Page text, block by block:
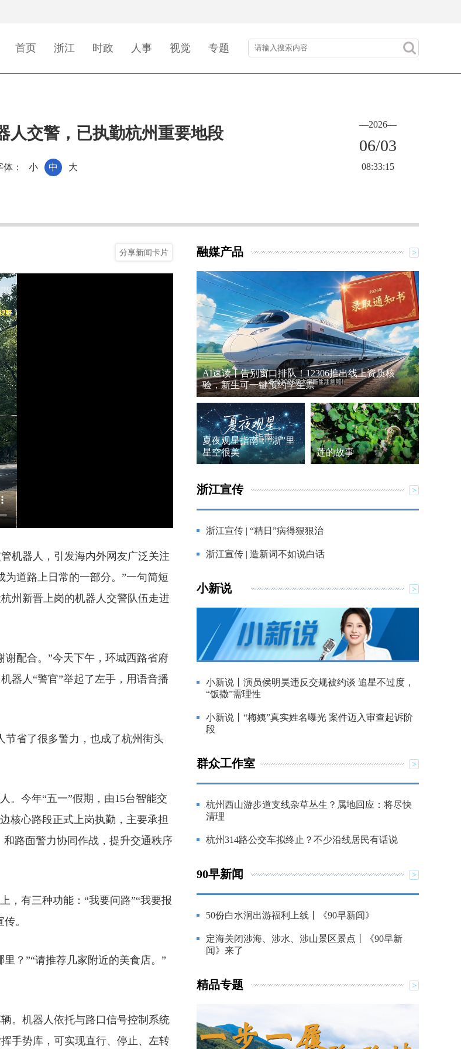
首页 浙江 时政 人事 视觉 专题
人交警，已执勤杭州重要地段
体： 小 中 大
—2026—
06/03
08:33:15
分享新闻卡片
器人，引发海内外网友广泛关注
道路上日常的一部分。”一句简短
州新晋上岗的机器人交警队伍走进
配合。”今天下午，环城西路省府
器人“警官”举起了左手，用语音播
省了很多警力，也成了杭州街头
今年“五一”假期，由15台智能交
核心路段正式上岗执勤，主要承担
路面警力协同作战，提升交通秩序
有三种功能：“我要问路”“我要报
。
？”“请推荐几家附近的美食店。”
。机器人依托与路口信号控制系统
手势库，可实现直行、停止、左转
融媒产品
AI速读丨告别窗口排队！12306推出线上资质核
验，新生可一键预约学生票
夏夜观星指南：“浙”里
星空很美
莲的故事
浙江宣传
浙江宣传 | “精日”病得狠狠治
浙江宣传 | 造新词不如说白话
小新说
小新说丨演员侯明昊违反交规被约谈 追星不过度，
“饭撒”需理性
小新说丨“梅姨”真实姓名曝光 案件迈入审查起诉阶
段
群众工作室
杭州西山游步道支线杂草丛生？属地回应：将尽快
清理
杭州314路公交车拟终止？不少沿线居民有话说
90早新闻
50份白水涧出游福利上线丨《90早新闻》
定海关闭涉海、涉水、涉山景区景点丨《90早新
闻》来了
精品专题